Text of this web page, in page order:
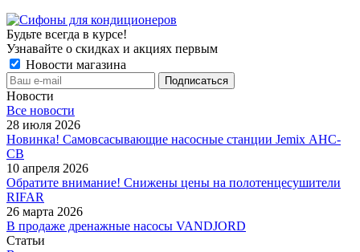
Будьте всегда в курсе!
Узнавайте о скидках и акциях первым
Новости магазина
Новости
Все новости
28 июля 2026
Новинка! Самовсасывающие насосные станции Jemix АНС-
СВ
10 апреля 2026
Обратите внимание! Снижены цены на полотенцесушители
RIFAR
26 марта 2026
В продаже дренажные насосы VANDJORD
Статьи